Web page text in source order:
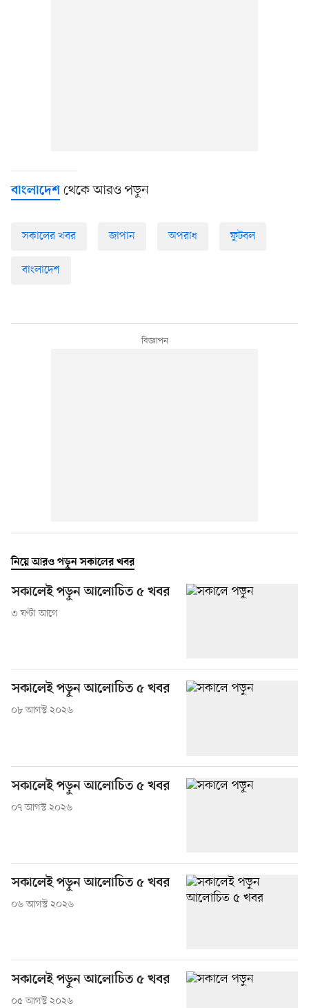
বাংলাদেশ থেকে আরও পড়ুন
সকালের খবর জাপান অপরাধ ফুটবল
বাংলাদেশ
নিয়ে আরও পড়ুন সকালের খবর
সকালেই পড়ুন আলোচিত ৫ খবর
৩ ঘণ্টা আগে
সকালেই পড়ুন আলোচিত ৫ খবর
০৮ আগস্ট ২০২৬
সকালেই পড়ুন আলোচিত ৫ খবর
০৭ আগস্ট ২০২৬
সকালেই পড়ুন আলোচিত ৫ খবর
০৬ আগস্ট ২০২৬
সকালেই পড়ুন আলোচিত ৫ খবর
০৫ আগস্ট ২০২৬